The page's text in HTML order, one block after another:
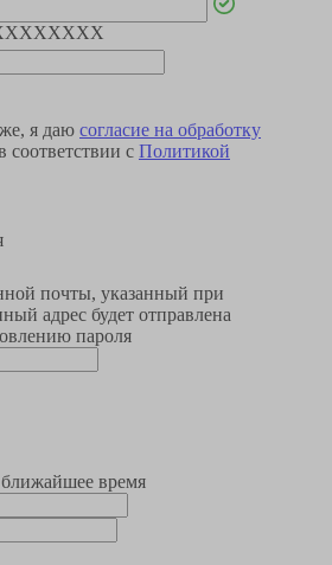
я даю согласие на обработку
соответствии с Политикой
почты, указанный при
адрес будет отправлена
пароля
время